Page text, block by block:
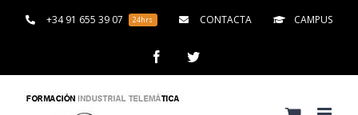
+34 91 655 39 07 24hrs CONTACTA CAMPUS
FacebookTwitter